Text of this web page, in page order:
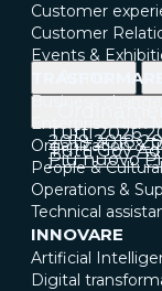
Customer
Customer
Events &
TRASFORMARE
Business
Enterprise Risk
Organization &
People &
Operations &
Technical
INNOVARE
Artificial
Digital
Tutti 2026
2019 2018
Tutti Gov
Più nuovo